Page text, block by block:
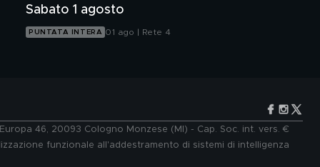
Sabato 1 agosto
PUNTATA INTERA 01 ago | Rete 4
46, 20093 Cologno Monzese (MI) - Cap. Soc. int. vers. €
funzionale all'addestramento di sistemi di intelligenza